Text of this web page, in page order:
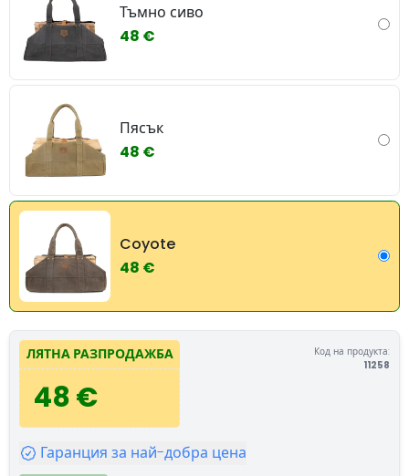
Тъмно сиво
48 €
Пясък
48 €
Coyote
48 €
ЛЯТНА РАЗПРОДАЖБА
48 €
Код на продукта:
11258
Гаранция за най-добра цена